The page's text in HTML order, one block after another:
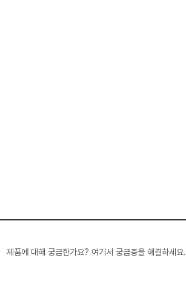
제품에 대해 궁금한가요? 여기서 궁금증을 해결하세요.